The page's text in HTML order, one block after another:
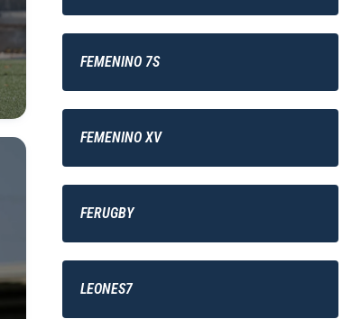
FEMENINO 7S
FEMENINO XV
FERUGBY
LEONES7